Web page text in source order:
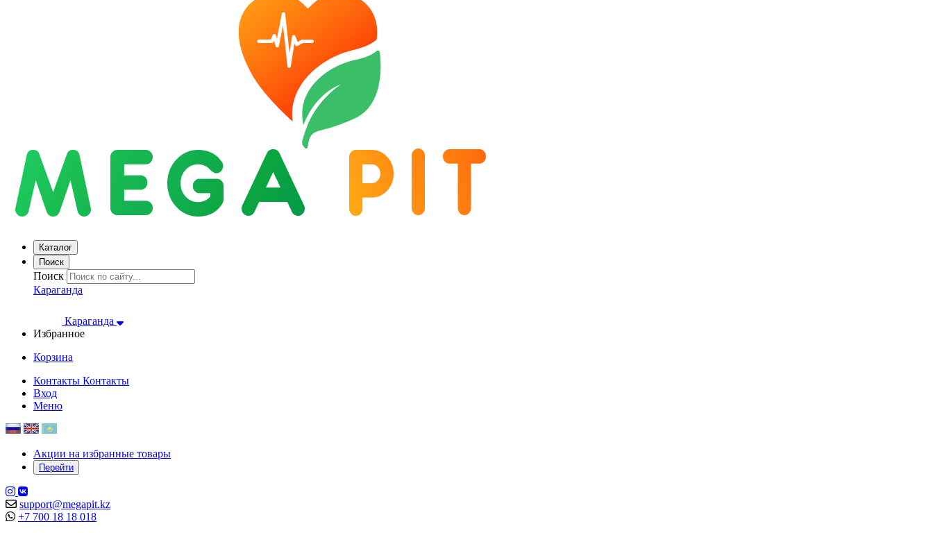
Каталог
Поиск
Поиск
Караганда
Караганда
Избранное
Корзина
Контакты Контакты
Вход
Меню
Акции на избранные товары
Перейти
support@megapit.kz
+7 700 18 18 018